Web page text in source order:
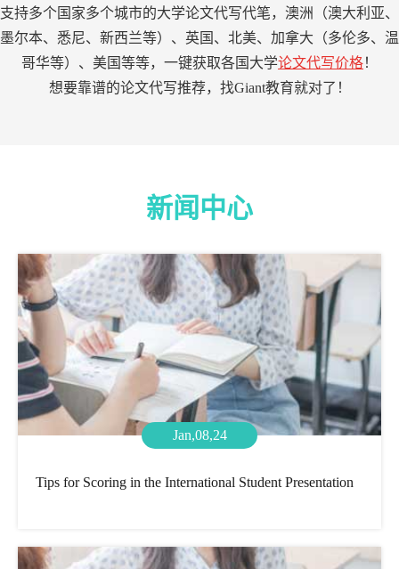
支持多个国家多个城市的大学论文代写代笔，澳洲（澳大利亚、
墨尔本、悉尼、新西兰等）、英国、北美、加拿大（多伦多、温
哥华等）、美国等等，一键获取各国大学论文代写价格！
想要靠谱的论文代写推荐，找Giant教育就对了！
新闻中心
Jan,08,24
Tips for Scoring in the International Student Presentation